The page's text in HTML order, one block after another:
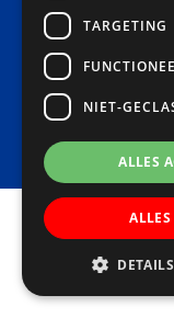
E-
TARGETING
NIET-
ALLES